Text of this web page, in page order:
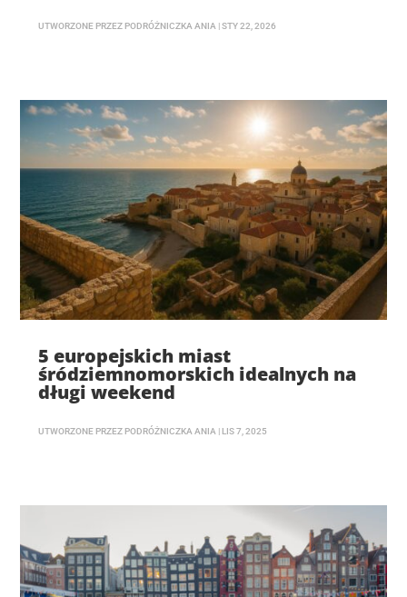
UTWORZONE PRZEZ PODRÓŻNICZKA ANIA |STY 22, 2026
5 europejskich miast
śródziemnomorskich idealnych na
długi weekend
UTWORZONE PRZEZ PODRÓŻNICZKA ANIA | LIS 7, 2025